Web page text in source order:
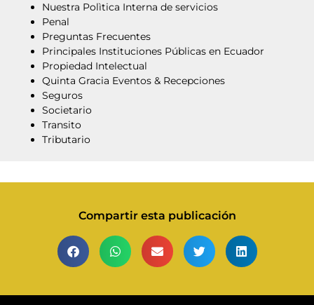
Nuestra Polìtica Interna de servicios
Penal
Preguntas Frecuentes
Principales Instituciones Públicas en Ecuador
Propiedad Intelectual
Quinta Gracia Eventos & Recepciones
Seguros
Societario
Transito
Tributario
Compartir esta publicación